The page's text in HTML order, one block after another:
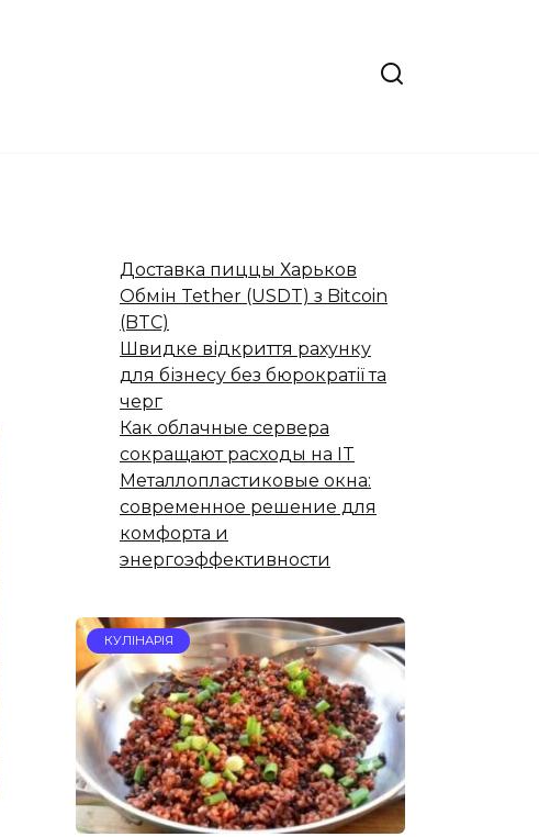
Доставка пиццы Харьков
Обмін Tether (USDT) з Bitcoin
(BTC)
Швидке відкриття рахунку
для бізнесу без бюрократії та
черг
Как облачные сервера
сокращают расходы на IT
Металлопластиковые окна:
современное решение для
комфорта и
энергоэффективности
КУЛІНАРІЯ